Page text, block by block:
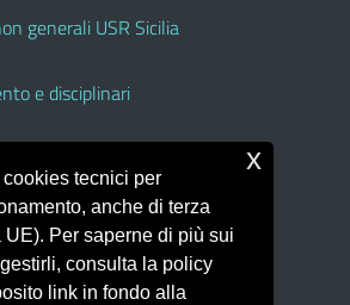
generali USR Sicilia
e disciplinari
scolastiche della Sicilia
tecnici per
anche di terza
UE). Per saperne di più sui
consulta la policy
link in fondo alla
x